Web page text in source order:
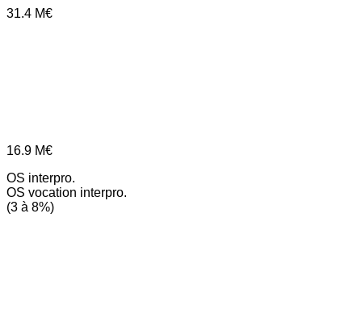
31.4 M€
16.9 M€
OS interpro.
OS vocation interpro.
(3 à 8%)